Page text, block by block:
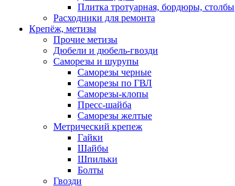
Плитка тротуарная, бордюры, столбы
Расходники для ремонта
Крепёж, метизы
Прочие метизы
Дюбели и дюбель-гвозди
Саморезы и шурупы
Саморезы черные
Саморезы по ГВЛ
Саморезы-клопы
Пресс-шайба
Саморезы желтые
Метрический крепеж
Гайки
Шайбы
Шпильки
Болты
Гвозди